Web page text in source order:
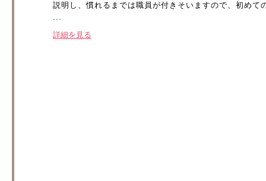
説明し、慣れるまでは職員が付きそいますので、初め
...
詳細を見る